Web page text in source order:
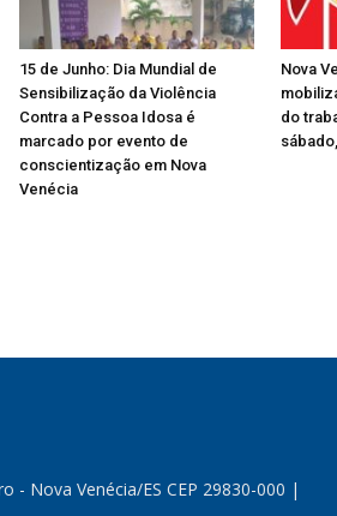
15 de Junho: Dia Mundial de
Sensibilização da Violência
Contra a Pessoa Idosa é
marcado por evento de
conscientização em Nova
Venécia
Nova
do
- Nova Venécia/ES CEP 29830-000 |